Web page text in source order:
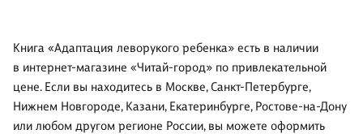
Книга «Адаптация леворукого ребенка» есть в наличии
в интернет-магазине «Читай-город» по привлекательной
цене. Если вы находитесь в Москве, Санкт-Петербурге,
Нижнем Новгороде, Казани, Екатеринбурге, Ростове-на-Дону
или любом другом регионе России, вы можете оформить